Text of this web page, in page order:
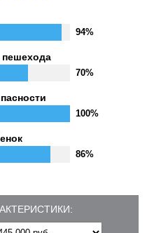
94%
пешехода
70%
100%
86%